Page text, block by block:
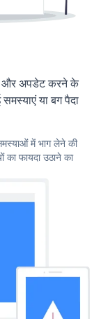
और अपडेट करने के
या बग पैदा
में भाग लेने की
फायदा उठाने का